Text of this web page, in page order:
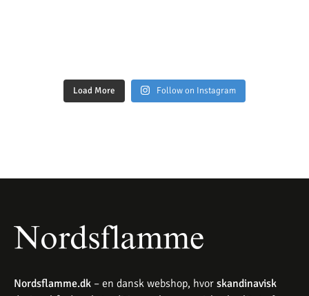
Load More Follow on Instagram
Nordsflamme.dk – en dansk webshop, hvor skandinavisk